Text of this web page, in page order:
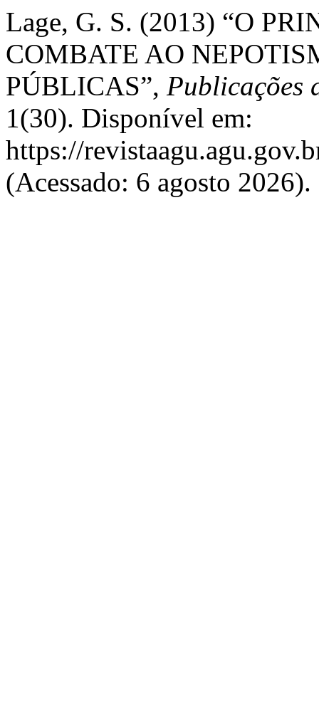
Lage, G. S. (2013) “O
COMBATE AO
PÚBLICAS”, Publicações
1(30). Disponível em:
https://
(Acessado: 6 agosto 2026).